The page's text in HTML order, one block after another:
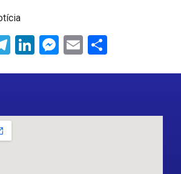
Telegram
LinkedIn
Messenger
Email